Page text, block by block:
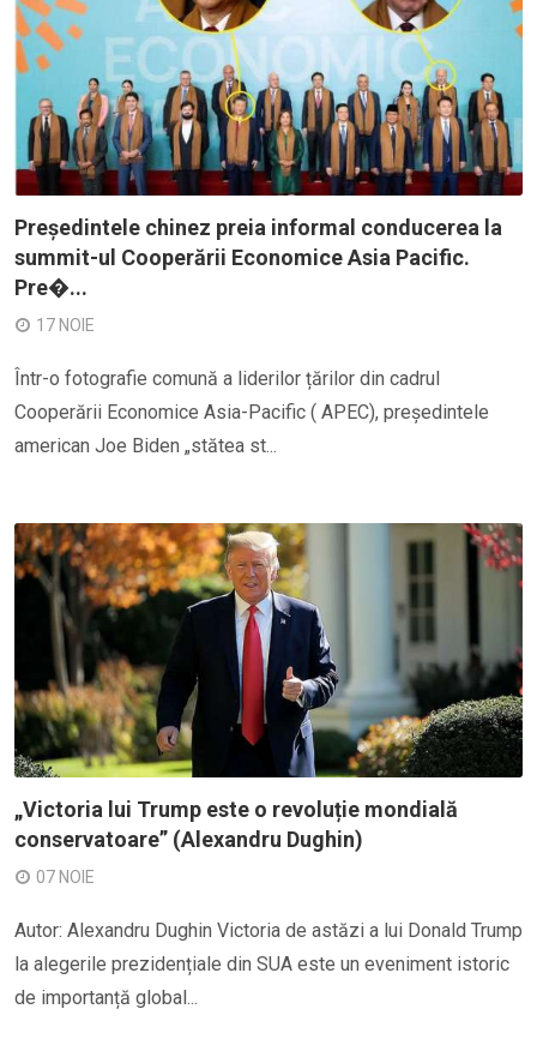
Președintele chinez preia informal conducerea la
summit-ul Cooperării Economice Asia Pacific.
Pre�...
17 NOIE
Într-o fotografie comună a liderilor țărilor din cadrul
Cooperării Economice Asia-Pacific ( APEC), președintele
american Joe Biden „stătea st...
„Victoria lui Trump este o revoluție mondială
conservatoare” (Alexandru Dughin)
07 NOIE
Autor: Alexandru Dughin Victoria de astăzi a lui Donald Trump
la alegerile prezidențiale din SUA este un eveniment istoric
de importanță global...